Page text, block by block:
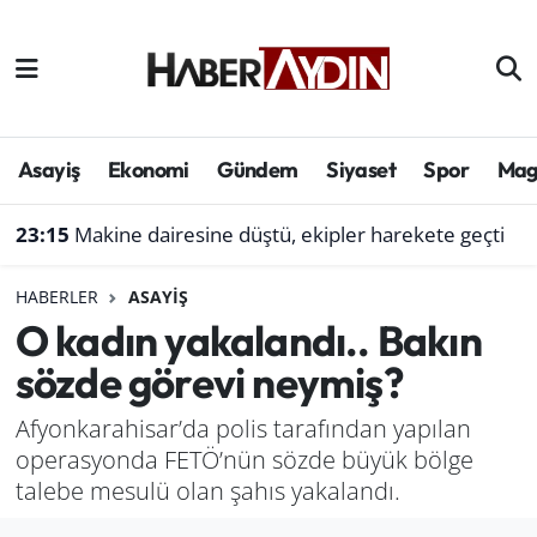
Asayiş Ekonomi Gündem Siyaset Spor
23:15 Makine dairesine düştü, ekipler harekete geçti
HABERLER ASAYIŞ
O kadın yakalandı.. Bakın
sözde görevi neymiş?
Afyonkarahisar’da polis tarafından yapılan
operasyonda FETÖ’nün sözde büyük bölge
talebe mesulü olan şahıs yakalandı.
Afyonkarahisar
Çevre
Genel
Haber
Izmir
Aydın Hava Durumu
Süper Lig Puan Durumu ve Fikstür
Son Dakika Haberleri
Haber Arşivi